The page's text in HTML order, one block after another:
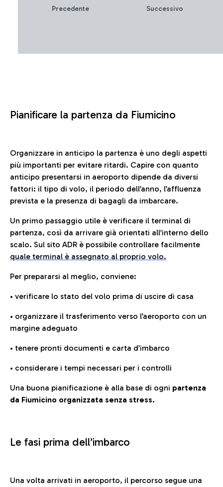
Precedente Successivo
Pianificare la partenza da Fiumicino
Organizzare in anticipo la partenza è uno degli aspetti
più importanti per evitare ritardi. Capire con quanto
anticipo presentarsi in aeroporto dipende da diversi
fattori: il tipo di volo, il periodo dell’anno, l’affluenza
prevista e la presenza di bagagli da imbarcare.
Un primo passaggio utile è verificare il terminal di
partenza, così da arrivare già orientati all’interno dello
scalo. Sul sito ADR è possibile controllare facilmente
quale terminal è assegnato al proprio volo.
Per prepararsi al meglio, conviene:
• verificare lo stato del volo prima di uscire di casa
• organizzare il trasferimento verso l’aeroporto con un
margine adeguato
• tenere pronti documenti e carta d’imbarco
• considerare i tempi necessari per i controlli
Una buona pianificazione è alla base di ogni partenza
da Fiumicino organizzata senza stress.
Le fasi prima dell’imbarco
Una volta arrivati in aeroporto, il percorso segue una